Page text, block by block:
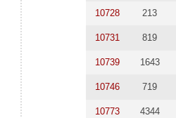
10728 213
10731 819
10739 1643
10746 719
10773 4344